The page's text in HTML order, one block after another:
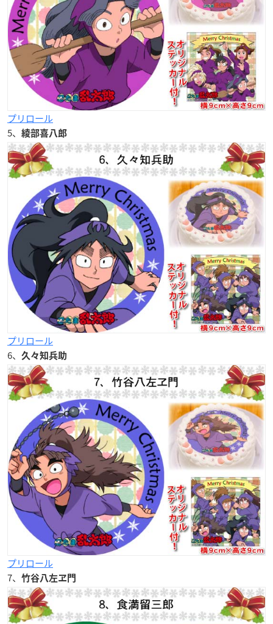
プリロール
5、
綾部喜八郎
プリロール
6、
久々知兵助
プリロール
7、
竹谷八左ヱ門